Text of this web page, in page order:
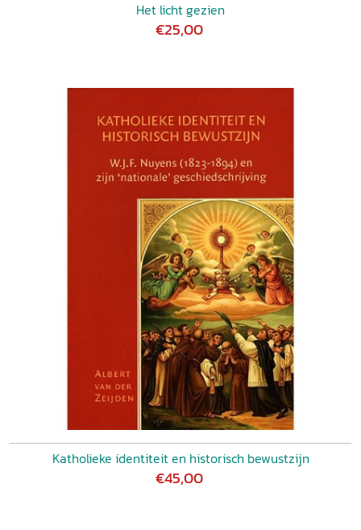
Het licht gezien
€25,00
Katholieke identiteit en historisch bewustzijn
€45,00